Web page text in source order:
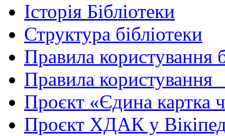
Історія Бібліотеки
Структура бібліотеки
Правила користування
Правила
Проєкт «Єдина картка
Проєкт ХДАК у